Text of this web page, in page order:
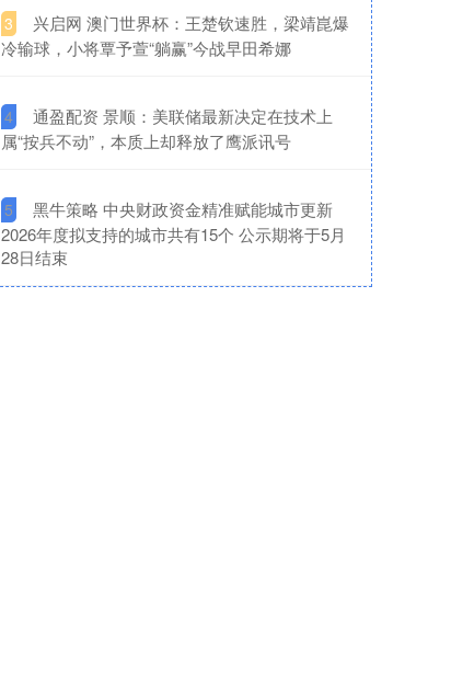
3
​兴启网 澳门世界杯：王楚钦速胜，梁靖崑爆
冷输球，小将覃予萱“躺赢”今战早田希娜
4
​通盈配资 景顺：美联储最新决定在技术上
属“按兵不动”，本质上却释放了鹰派讯号
5
​黑牛策略 中央财政资金精准赋能城市更新
2026年度拟支持的城市共有15个 公示期将于5月
28日结束